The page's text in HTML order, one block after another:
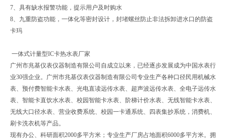
7、具有缺水报警功能，提示用户及时购水
8、九重防盗功能，一体化等密封设计，封堵螺丝防止非法拆卸进水口的防盗
卡玛
一体式计量型IC卡热水表厂家
广州市兆基仪表仪器制造有限公司自成立以来，已经逐步发展成为中国水表行
业30强企业。广州市兆基仪表仪器制造有限公司专业生产各种口径民用机械水
表、预付费智能卡水表、光电直读远传水表、超声波远传水表、全电子远传水
表、智能卡直饮水水表、校园智能卡水表、阶梯计价水表、无线智能卡水表、
无线大口径水表、营业收费系统、校园一卡通系统、四表集抄系统，消费机、
刷卡洗衣机等产品。
现有办公、科研面积2000多平方米；专业生产厂房占地面积6000多平方米。拥